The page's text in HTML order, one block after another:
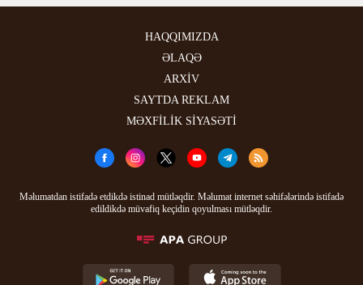
HAQQIMIZDA
ƏLAQƏ
ARXİV
SAYTDA REKLAM
MƏXFİLİK SİYASƏTİ
Məlumatdan istifadə etdikdə istinad mütləqdir. Məlumat internet səhifələrində istifadə
edildikdə müvafiq keçidin qoyulması mütləqdir.